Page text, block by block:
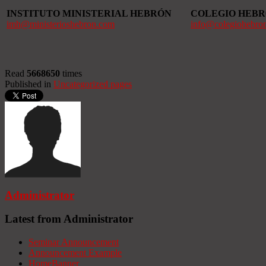
INSTITUTO MINISTERIAL HEBRÓN
imh@ministerioshebron.com
COLEGIO
Read 5668650 times
Published in Uncategorized pages
Administrator
Latest from Administrator
Seminar Announcement
Announcement Example
HomeBanner